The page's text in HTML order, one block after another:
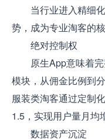
当行业进入精细化
势，成为专业淘客的
绝对控制权
原生App意味着完
模块，从佣金比例到
服装类淘客通过定制
1.5，实现用户量月均
数据资产沉淀